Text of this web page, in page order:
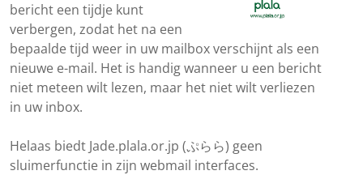
bericht een tijdje kunt
verbergen, zodat het na een
bepaalde tijd weer in uw mailbox verschijnt als een
nieuwe e-mail. Het is handig wanneer u een bericht
niet meteen wilt lezen, maar het niet wilt verliezen
in uw inbox.
Helaas biedt Jade.plala.or.jp (ぷらら) geen
sluimerfunctie in zijn webmail interfaces.